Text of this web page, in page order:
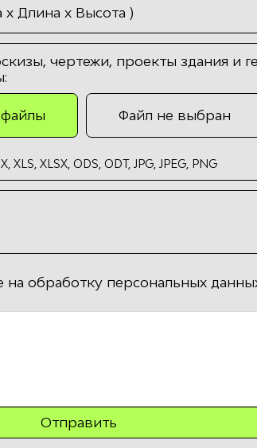
Длина х Высота )
чертежи, проекты здания и
файлы Файл не выбран
XLSX, ODS, ODT, JPG, JPEG, PNG
на обработку персональных